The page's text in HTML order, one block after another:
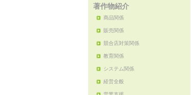
著作物紹介
商品関係
販売関係
競合店対策関係
教育関係
システム関係
経営全般